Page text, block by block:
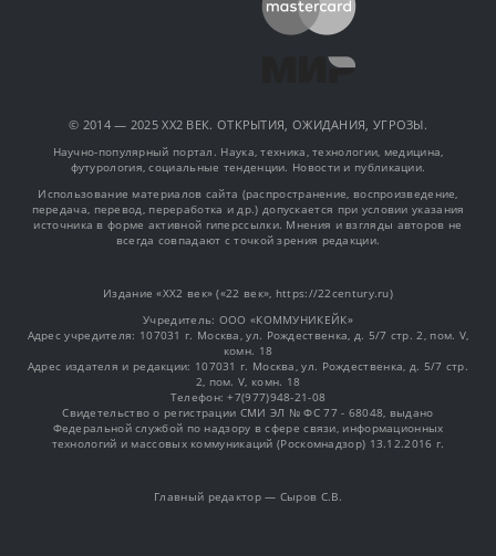
© 2014 — 2025 XX2 ВЕК. ОТКРЫТИЯ, ОЖИДАНИЯ, УГРОЗЫ.
Научно-популярный портал. Наука, техника, технологии, медицина,
футурология, социальные тенденции. Новости и публикации.
Использование материалов сайта (распространение, воспроизведение,
передача, перевод, переработка и др.) допускается при условии указания
источника в форме активной гиперссылки. Мнения и взгляды авторов не
всегда совпадают с точкой зрения редакции.
Издание «XX2 век» («22 век», https://22century.ru)
Учредитель: OOO «КОММУНИКЕЙК»
Адрес учредителя: 107031 г. Москва, ул. Рождественка, д. 5/7 стр. 2, пом. V,
комн. 18
Адрес издателя и редакции: 107031 г. Москва, ул. Рождественка, д. 5/7 стр.
2, пом. V, комн. 18
Телефон: +7(977)948-21-08
Свидетельство о регистрации СМИ ЭЛ № ФС 77 - 68048, выдано
Федеральной службой по надзору в сфере связи, информационных
технологий и массовых коммуникаций (Роскомнадзор) 13.12.2016 г.
Главный редактор — Сыров С.В.